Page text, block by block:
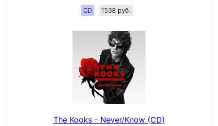
CD 1538 руб.
The Kooks - Never/Know (CD)